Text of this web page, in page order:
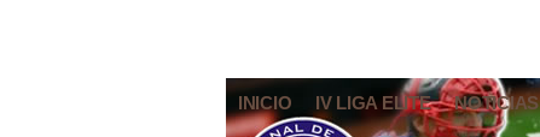
INICIO IV LIGA ELITE NOTICIAS